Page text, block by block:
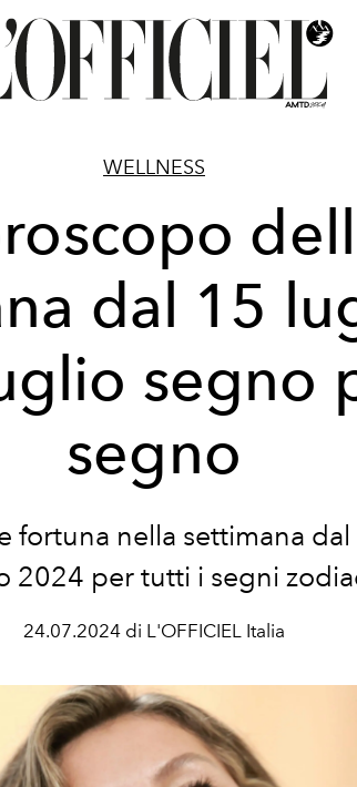
WELLNESS
dal 15
segno
segno
fortuna nella settimana
2024 per tutti i segni
24.07.2024 di L'OFFICIEL Italia